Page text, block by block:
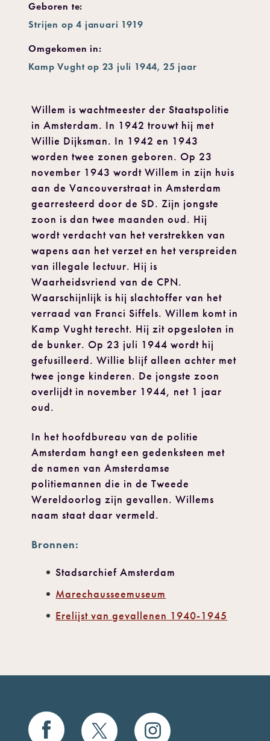
Geboren te:
Strijen op 4 januari 1919
Omgekomen in:
Kamp Vught op 23 juli 1944, 25 jaar
Willem is wachtmeester der Staatspolitie
in Amsterdam. In 1942 trouwt hij met
Willie Dijksman. In 1942 en 1943
worden twee zonen geboren. Op 23
november 1943 wordt Willem in zijn huis
aan de Vancouverstraat in Amsterdam
gearresteerd door de SD. Zijn jongste
zoon is dan twee maanden oud. Hij
wordt verdacht van het verstrekken van
wapens aan het verzet en het verspreiden
van illegale lectuur. Hij is
Waarheidsvriend van de CPN.
Waarschijnlijk is hij slachtoffer van het
verraad van Franci Siffels. Willem komt in
Kamp Vught terecht. Hij zit opgesloten in
de bunker. Op 23 juli 1944 wordt hij
gefusilleerd. Willie blijf alleen achter met
twee jonge kinderen. De jongste zoon
overlijdt in november 1944, net 1 jaar
oud.
In het hoofdbureau van de politie
Amsterdam hangt een gedenksteen met
de namen van Amsterdamse
politiemannen die in de Tweede
Wereldoorlog zijn gevallen. Willems
naam staat daar vermeld.
Bronnen:
Stadsarchief Amsterdam
Marechausseemuseum
Erelijst van gevallenen 1940-1945